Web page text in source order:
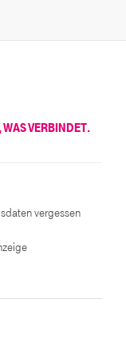
WAS VERBINDET.
vergessen